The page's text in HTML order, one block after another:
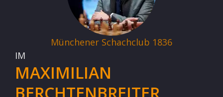
Münchener Schachclub 1836
IM
MAXIMILIAN